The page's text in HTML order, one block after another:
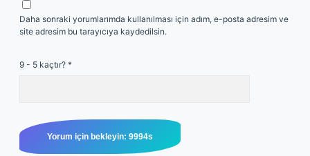
Daha sonraki yorumlarımda kullanılması için adım, e-posta adresim ve
site adresim bu tarayıcıya kaydedilsin.
9 - 5 kaçtır? *